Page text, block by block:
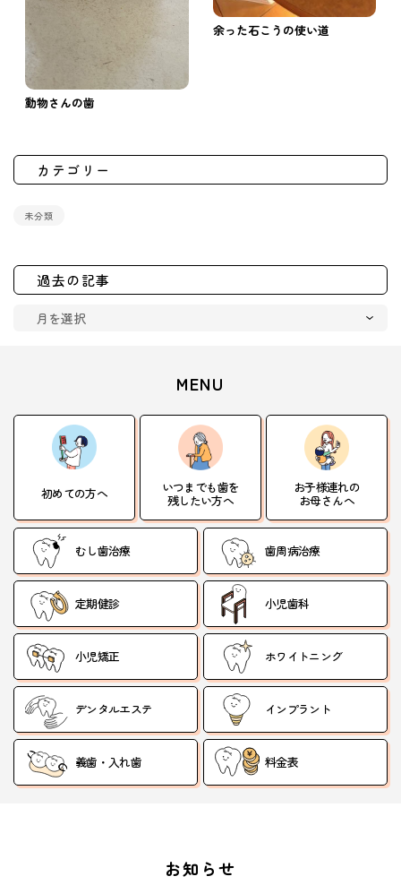
動物さんの歯
余った石こうの使い道
カテゴリー
未分類
過去の記事
MENU
初めての方へ いつまでも歯を
残したい方へ
お子様連れの
お母さんへ
むし歯治療 歯周病治療
定期健診 小児歯科
小児矯正 ホワイトニング
デンタルエステ インプラント
義歯・入れ歯 料金表
お知らせ